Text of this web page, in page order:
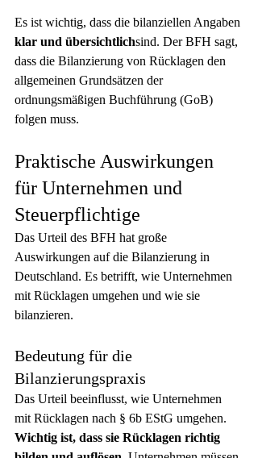
Es ist wichtig, dass die bilanziellen Angaben
klar und übersichtlichsind. Der BFH sagt,
dass die Bilanzierung von Rücklagen den
allgemeinen Grundsätzen der
ordnungsmäßigen Buchführung (GoB)
folgen muss.
Praktische Auswirkungen
für Unternehmen und
Steuerpflichtige
Das Urteil des BFH hat große
Auswirkungen auf die Bilanzierung in
Deutschland. Es betrifft, wie Unternehmen
mit Rücklagen umgehen und wie sie
bilanzieren.
Bedeutung für die
Bilanzierungspraxis
Das Urteil beeinflusst, wie Unternehmen
mit Rücklagen nach § 6b EStG umgehen.
Wichtig ist, dass sie Rücklagen richtig